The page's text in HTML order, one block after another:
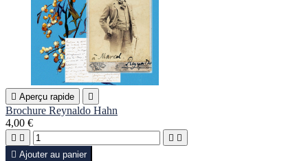
 Aperçu rapide 
Brochure Reynaldo Hahn
4,00 €
   
 Ajouter au panier